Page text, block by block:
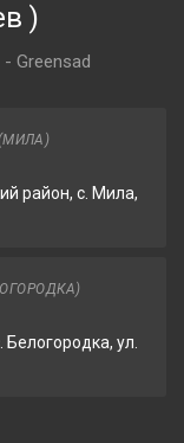
)
Greensad
район, с. Мила,
ул.